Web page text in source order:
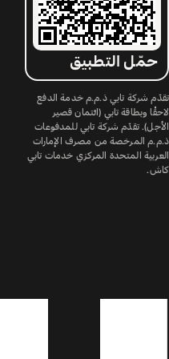
حمّل التطبيق
تقدّم شركة تابي ذ.م.م خدمة الدفع
لاحقًا وبطاقة تابي (ائتمان قصير
الأجل). تقدّم شركة تابي للمدفوعات
ذ.م.م المرخصة من مصرف الإمارات
العربية المتحدة المركزي خدمات تابي
كاش.